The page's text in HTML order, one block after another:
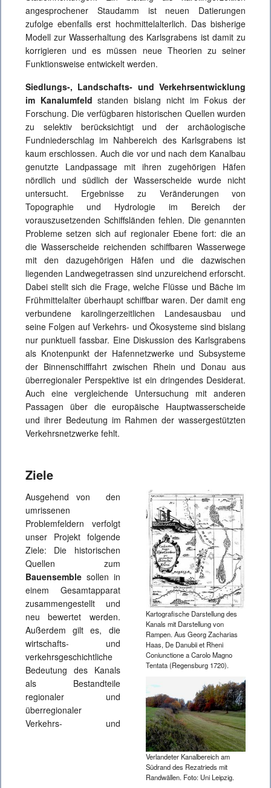
angesprochener Staudamm ist neuen Datierungen
zufolge ebenfalls erst hochmittelalterlich. Das bisherige
Modell zur Wasserhaltung des Karlsgrabens ist damit zu
korrigieren und es müssen neue Theorien zu seiner
Funktionsweise entwickelt werden.
Siedlungs-, Landschafts- und Verkehrsentwicklung
im Kanalumfeld standen bislang nicht im Fokus der
Forschung. Die verfügbaren historischen Quellen wurden
zu selektiv berücksichtigt und der archäologische
Fundniederschlag im Nahbereich des Karlsgrabens ist
kaum erschlossen. Auch die vor und nach dem Kanalbau
genutzte Landpassage mit ihren zugehörigen Häfen
nördlich und südlich der Wasserscheide wurde nicht
untersucht. Ergebnisse zu Veränderungen von
Topographie und Hydrologie im Bereich der
vorauszusetzenden Schiffsländen fehlen. Die genannten
Probleme setzen sich auf regionaler Ebene fort: die an
die Wasserscheide reichenden schiffbaren Wasserwege
mit den dazugehörigen Häfen und die dazwischen
liegenden Landwegetrassen sind unzureichend erforscht.
Dabei stellt sich die Frage, welche Flüsse und Bäche im
Frühmittelalter überhaupt schiffbar waren. Der damit eng
verbundene karolingerzeitlichen Landesausbau und
seine Folgen auf Verkehrs- und Ökosysteme sind bislang
nur punktuell fassbar. Eine Diskussion des Karlsgrabens
als Knotenpunkt der Hafennetzwerke und Subsysteme
der Binnenschifffahrt zwischen Rhein und Donau aus
überregionaler Perspektive ist ein dringendes Desiderat.
Auch eine vergleichende Untersuchung mit anderen
Passagen über die europäische Hauptwasserscheide
und ihrer Bedeutung im Rahmen der wassergestützten
Verkehrsnetzwerke fehlt.
Ziele
Kartografische Darstellung des
Kanals mit Darstellung von
Rampen. Aus Georg Zacharias
Haas, De Danubii et Rheni
Coniunctione a Carolo Magno
Tentata (Regensburg 1720).
Verlandeter Kanalbereich am
Südrand des Rezatrieds mit
Randwällen. Foto: Uni Leipzig.
Ausgehend von den
umrissenen
Problemfeldern verfolgt
unser Projekt folgende
Ziele: Die historischen
Quellen zum
Bauensemblesollen in
einem Gesamtapparat
zusammengestellt und
neu bewertet werden.
Außerdem gilt es, die
wirtschafts- und
verkehrsgeschichtliche
Bedeutung des Kanals
als Bestandteile
regionaler und
überregionaler
Verkehrs- und